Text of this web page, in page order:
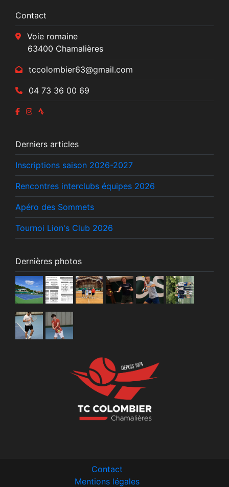
Contact
Voie romaine
63400 Chamalières
tccolombier63@gmail.com
04 73 36 00 69
Derniers articles
Inscriptions saison 2026-2027
Rencontres interclubs équipes 2026
Apéro des Sommets
Tournoi Lion's Club 2026
Dernières photos
Contact
Mentions légales